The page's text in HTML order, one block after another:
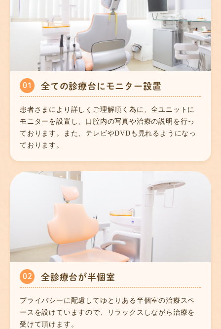
01 全ての診療台に モニター設置
患者さまにより詳しくご理解頂く為に、全ユニットに
モニターを設置し、口腔内の写真や治療の説明を行っ
ております。また、テレビやDVDも見れるようになっ
ております。
02 全診療台が半個室
プライバシーに配慮してゆとりある半個室の治療スペ
ースを設けていますので、リラックスしながら治療を
受けて頂けます。